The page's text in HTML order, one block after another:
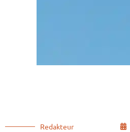
Redakteur